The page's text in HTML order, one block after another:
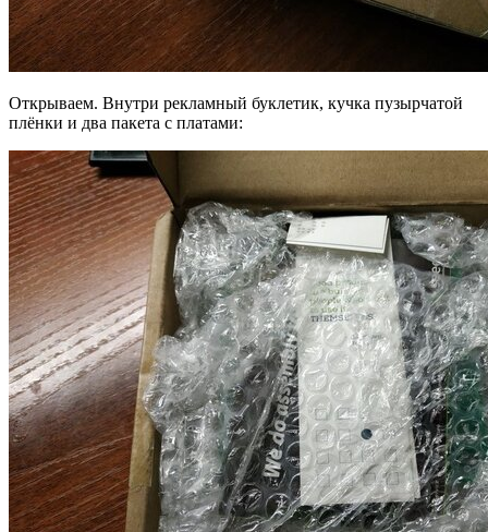
Открываем. Внутри рекламный буклетик, кучка пузырчатой
плёнки и два пакета с платами: